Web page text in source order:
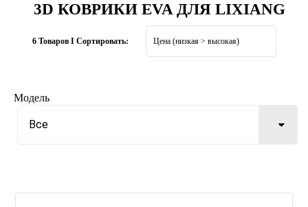
3D КОВРИКИ EVA ДЛЯ LIXIANG
6 Товаров I Сортировать:
Модель
Все